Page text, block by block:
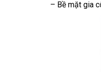
– Bề mặt gia